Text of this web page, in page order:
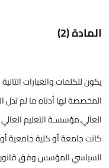
المادة (2)
يكون للكلمات والعبارات
المخصصة لها أدناه ما لم تدل
العالي.مؤسسـة التعليم
كانت جامعة أو كلية جامعية
السياسي المؤسس وفق قانون